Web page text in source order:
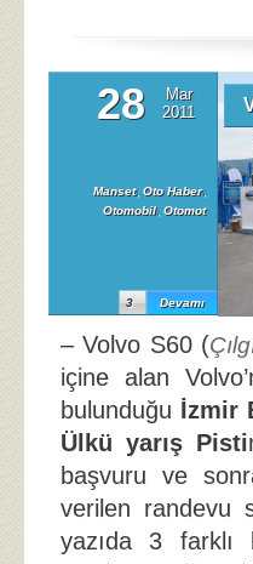
28
Mar
2011
Manset, Oto Haber,
Otomobil, Otomot
Devamı
3
– Volvo S60 (
içine alan
bulunduğu İzmir
Ülkü yarış Pisti
başvuru ve
verilen randevu
yazıda 3 farklı